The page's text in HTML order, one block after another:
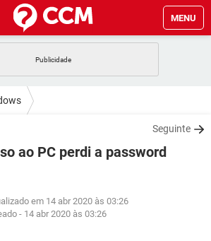
MENU
GMAIL
WHATSAPP
EXCEL
FACEBOOK
Seguinte
ao PC perdi a password
em 14 abr 2020 às 03:26
- 14 abr 2020 às 03:26